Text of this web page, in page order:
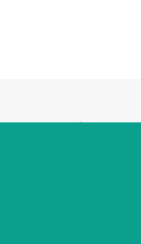
© 2026 Любимый мир